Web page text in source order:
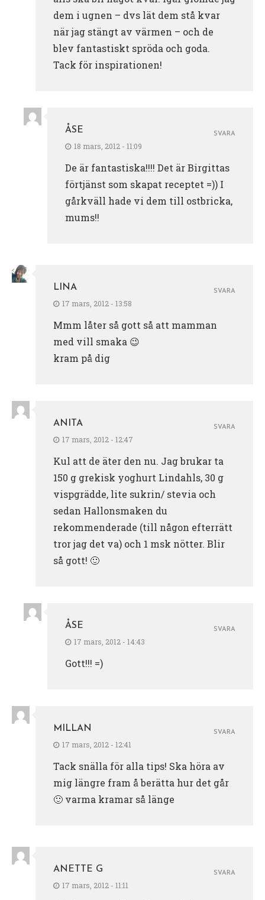
dem i ugnen – dvs lät dem stå kvar
när jag stängt av värmen – och de
blev fantastiskt spröda och goda.
Tack för inspirationen!
ÅSE
18 mars, 2012 - 11:09
De är fantastiska!!!! Det är Birgittas
förtjänst som skapat receptet =)) I
gårkväll hade vi dem till ostbricka,
mums!!
SVARA
LINA
17 mars, 2012 - 13:58
Mmm låter så gott så att mamman
med vill smaka 😉
kram på dig
SVARA
ANITA
17 mars, 2012 - 12:47
Kul att de äter den nu. Jag brukar ta
150 g grekisk yoghurt Lindahls, 30 g
vispgrädde, lite sukrin/ stevia och
sedan Hallonsmaken du
rekommenderade (till någon efterrätt
tror jag det va) och 1 msk nötter. Blir
så gott! 🙂
SVARA
ÅSE
17 mars, 2012 - 14:43
Gott!!! =)
SVARA
MILLAN
17 mars, 2012 - 12:41
Tack snälla för alla tips! Ska höra av
mig längre fram å berätta hur det går
🙂 varma kramar så länge
SVARA
ANETTE G
17 mars, 2012 - 11:11
SVARA